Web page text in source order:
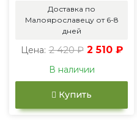
Доставка по
Малоярославецу от 6-8
дней
Цена: 2 420 ₽ 2 510 ₽
В наличии
Купить